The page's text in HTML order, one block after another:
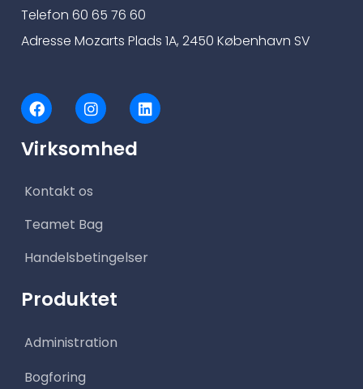
Telefon 60 65 76 60
Adresse Mozarts Plads 1A, 2450 København SV
F
a
e
b
o
I
n
t
a
r
m
L
i
Virksomhed
Kontakt os
Teamet Bag
Handelsbetingelser
Produktet
Administration
Bogforing